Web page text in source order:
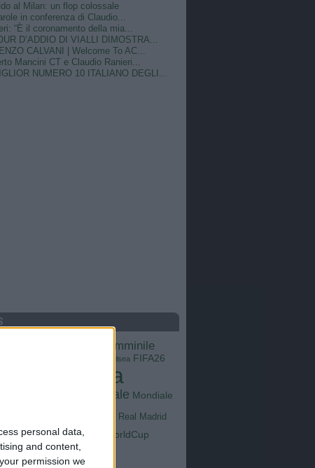
personal data,
and content,
permission we
al Milan: un flop colossale
in conferenza di Claudio...
“È il coronamento della mia...
D’ADDIO DI VIALLI DIMOSTRA...
CALVANI | Welcome To AC...
Mancini CT e Claudio Ranieri...
NUMERO 10 ITALIANO DEGLI...
calcio femminile
Chelsea FIFA26
Italia
Mondiale Mondiale
Real Madrid
Sampdoria Serie A
WorldCup